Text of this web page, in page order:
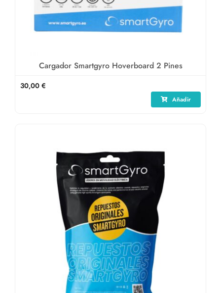
Cargador Smartgyro Hoverboard 2 Pines
30,00 €
Añadir